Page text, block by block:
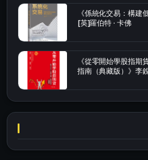
《係統化交易：構建
[英]羅伯特 · 卡佛
《從零開始學股指期
指南（典藏版）》李